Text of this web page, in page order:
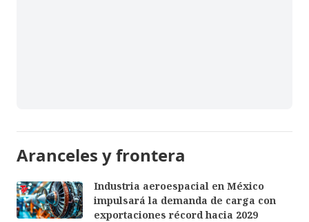
Aranceles y frontera
Industria aeroespacial en México
impulsará la demanda de carga con
exportaciones récord hacia 2029